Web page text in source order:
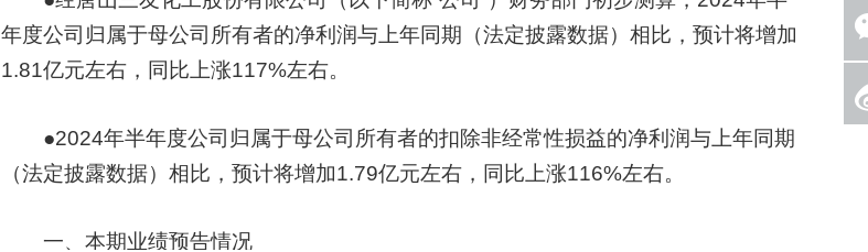
年度公司归属于母公司所有者的净利润与上年同期（法定披露数据）相比，预计将增加
1.81亿元左右，同比上涨117%左右。
●2024年半年度公司归属于母公司所有者的扣除非经常性损益的净利润与上年同期
（法定披露数据）相比，预计将增加1.79亿元左右，同比上涨116%左右。
一、本期业绩预告情况